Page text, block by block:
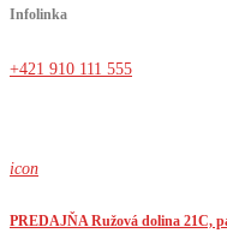
Infolinka
+421 910 111 555
icon
PREDAJŇA Ružová dolina 21C,